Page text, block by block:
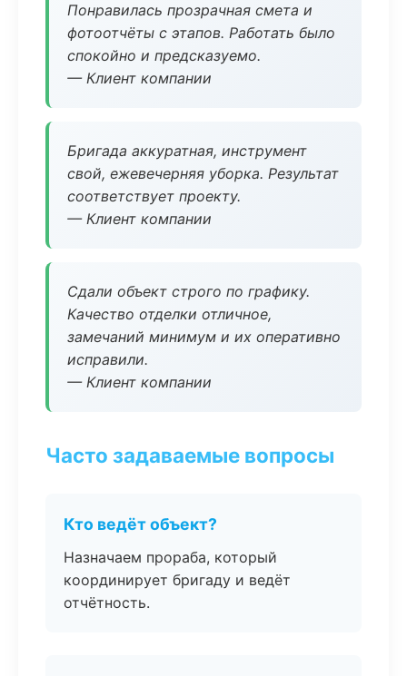
Понравилась прозрачная смета и
фотоотчёты с этапов. Работать было
спокойно и предсказуемо.
— Клиент компании
Бригада аккуратная, инструмент
свой, ежевечерняя уборка. Результат
соответствует проекту.
— Клиент компании
Сдали объект строго по графику.
Качество отделки отличное,
замечаний минимум и их оперативно
исправили.
— Клиент компании
Часто задаваемые вопросы
Кто ведёт объект?
Назначаем прораба, который
координирует бригаду и ведёт
отчётность.